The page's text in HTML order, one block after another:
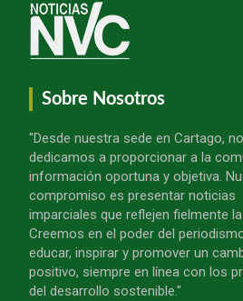
Sobre Nosotros
"Desde nuestra sede en Cartago,
dedicamos a proporcionar a la
información oportuna y objetiva.
compromiso es presentar noticias
imparciales que reflejen fielmente
Creemos en el poder del
educar, inspirar y promover un
positivo, siempre en línea con los
del desarrollo sostenible."